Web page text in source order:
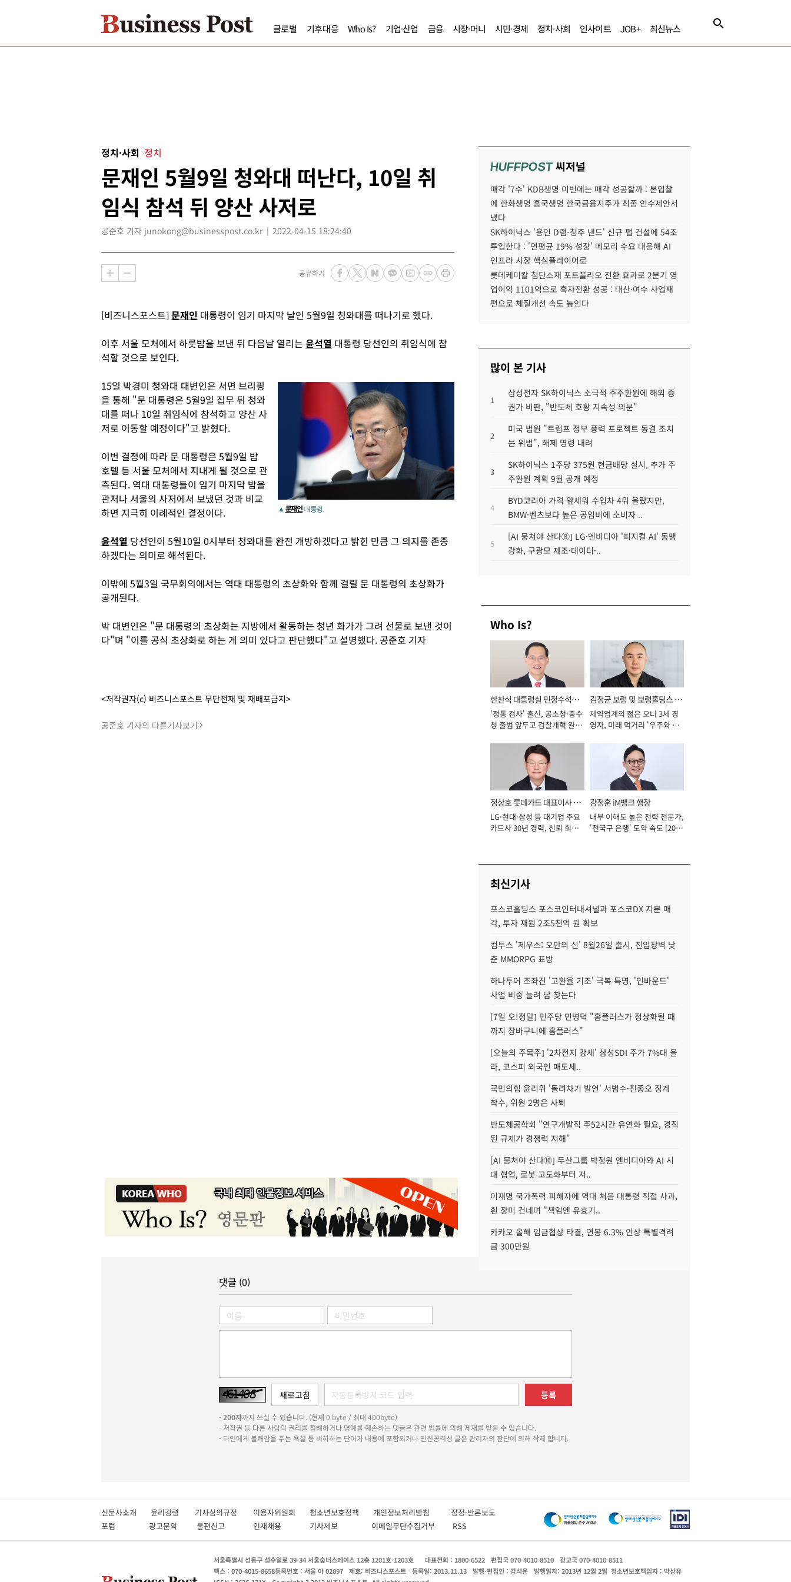
글로벌 기후대응 Who Is? 기업·산업 금융 시장·머니 시민·경제 정치·사회 인사이트 JOB+ 최신뉴스
정치·사회 정치
문재인 5월9일 청와대 떠난다, 10일 취
임식 참석 뒤 양산 사저로
공준호 기자 junokong@businesspost.co.kr 2022-04-15 18:24:40
공유하기
[비즈니스포스트]문재인 대통령이 임기 마지막 날인 5월9일 청와대를 떠나기로 했다.
이후 서울 모처에서 하룻밤을 보낸 뒤 다음날 열리는 윤석열 대통령 당선인의 취임식에 참
석할 것으로 보인다.
▲ 문재인대통령.
15일 박경미 청와대 대변인은 서면 브리핑
을 통해 "문 대통령은 5월9일 집무 뒤 청와
대를 떠나 10일 취임식에 참석하고 양산 사
저로 이동할 예정이다"고 밝혔다.
이번 결정에 따라 문 대통령은 5월9일 밤
호텔 등 서울 모처에서 지내게 될 것으로 관
측된다. 역대 대통령들이 임기 마지막 밤을
관저나 서울의 사저에서 보냈던 것과 비교
하면 지극히 이례적인 결정이다.
윤석열 당선인이 5월10일 0시부터 청와대를 완전 개방하겠다고 밝힌 만큼 그 의지를 존중
하겠다는 의미로 해석된다.
이밖에 5월3일 국무회의에서는 역대 대통령의 초상화와 함께 걸릴 문 대통령의 초상화가
공개된다.
박 대변인은 "문 대통령의 초상화는 지방에서 활동하는 청년 화가가 그려 선물로 보낸 것이
다"며 "이를 공식 초상화로 하는 게 의미 있다고 판단했다"고 설명했다. 공준호 기자
<저작권자(c) 비즈니스포스트 무단전재 및 재배포금지>
공준호 기자의 다른기사보기
HUFFPOST씨저널
매각 '7수' KDB생명 이번에는 매각 성공할까 : 본입찰
에 한화생명 흥국생명 한국금융지주가 최종 인수제안서
냈다
SK하이닉스 '용인 D램-청주 낸드' 신규 팹 건설에 54조
투입한다 : '연평균 19% 성장' 메모리 수요 대응해 AI
인프라 시장 핵심플레이어로
롯데케미칼 첨단소재 포트폴리오 전환 효과로 2분기 영
업이익 1101억으로 흑자전환 성공 : 대산·여수 사업재
편으로 체질개선 속도 높인다
많이 본 기사
1
삼성전자 SK하이닉스 소극적 주주환원에 해외 증
권가 비판, "반도체 호황 지속성 의문"
2
미국 법원 "트럼프 정부 풍력 프로젝트 동결 조치
는 위법", 해제 명령 내려
3
SK하이닉스 1주당 375원 현금배당 실시, 추가 주
주환원 계획 9월 공개 예정
4
BYD코리아 가격 앞세워 수입차 4위 올랐지만,
BMW·벤츠보다 높은 공임비에 소비자 ..
5
[AI 뭉쳐야 산다⑧] LG·엔비디아 '피지컬 AI' 동맹
강화, 구광모 제조·데이터·..
Who Is?
한찬식 대통령실 민정수석비
서관
'정통 검사' 출신, 공소청·중수
청 출범 앞두고 검찰개혁 완수
김정균 보령 및 보령홀딩스 대
표이사 사장
제약업계의 젊은 오너 3세 경
영자, 미래 먹거리 '우주와 헬
정상호 롯데카드 대표이사 사
장
LG·현대·삼성 등 대기업 주요
카드사 30년 경력, 신뢰 회복
강정훈 iM뱅크 행장
내부 이해도 높은 전략 전문가,
'전국구 은행' 도약 속도 [2026
최신기사
포스코홀딩스 포스코인터내셔널과 포스코DX 지분 매
각, 투자 재원 2조5천억 원 확보
컴투스 '제우스: 오만의 신' 8월26일 출시, 진입장벽 낮
춘 MMORPG 표방
하나투어 조좌진 '고환율 기조' 극복 특명, '인바운드'
사업 비중 늘려 답 찾는다
[7일 오!정말] 민주당 민병덕 "홈플러스가 정상화될 때
까지 장바구니에 홈플러스"
[오늘의 주목주] '2차전지 강세' 삼성SDI 주가 7%대 올
라, 코스피 외국인 매도세..
국민의힘 윤리위 '돌려차기 발언' 서범수·진종오 징계
착수, 위원 2명은 사퇴
반도체공학회 "연구개발직 주52시간 유연화 필요, 경직
된 규제가 경쟁력 저해"
[AI 뭉쳐야 산다⑩] 두산그룹 박정원 엔비디아와 AI 시
대 협업, 로봇 고도화부터 저..
이재명 국가폭력 피해자에 역대 처음 대통령 직접 사과,
흰 장미 건네며 "책임엔 유효기..
카카오 올해 임금협상 타결, 연봉 6.3% 인상 특별격려
금 300만원
댓글 (0)
등록
-200자까지 쓰실 수 있습니다. (현재 0 byte / 최대 400byte)
- 저작권 등 다른 사람의 권리를 침해하거나 명예를 훼손하는 댓글은 관련 법률에 의해 제재를 받을 수 있습니다.
- 타인에게 불쾌감을 주는 욕설 등 비하하는 단어가 내용에 포함되거나 인신공격성 글은 관리자의 판단에 의해 삭제 합니다.
신문사소개 윤리강령 기사심의규정 이용자위원회 청소년보호정책 개인정보처리방침 정정·반론보도
포럼
광고문의 불편신고 인재채용 기사제보 이메일무단수집거부 RSS
서울특별시 성동구 성수일로 39-34 서울숲더스페이스 12층 1201호-1203호 대표전화 : 1800-6522 편집국 070-4010-8510
광고국 070-4010-8511
팩스 : 070-4015-8658등록번호 : 서울 아 02897 제호: 비즈니스포스트 등록일: 2013.11.13 발행·편집인 : 강석운 발행일자: 2013년 12월 2일 청소년보호책임자 : 박상유